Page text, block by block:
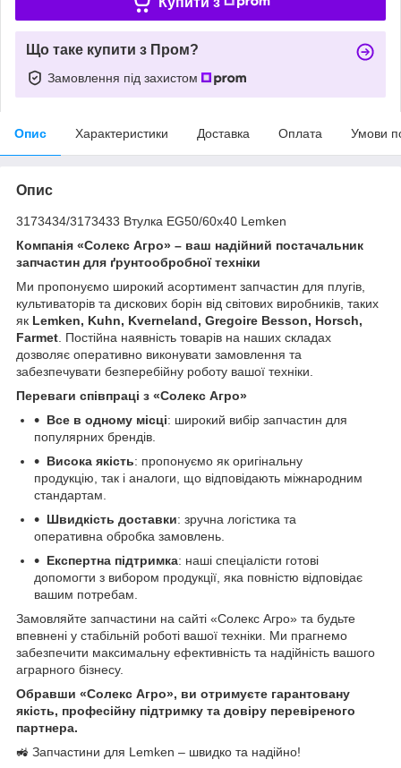
Що таке купити з Пром?
Замовлення під захистом
Опис Характеристики Доставка Оплата Умови
Опис
3173434/3173433 Втулка EG50/60х40 Lemken
Компанія «Солекс Агро» – ваш надійний постачальник
запчастин для ґрунтообробної техніки
Ми пропонуємо широкий асортимент запчастин для плугів,
культиваторів та дискових борін від світових виробників, таких
як Lemken, Kuhn, Kverneland, Gregoire Besson, Horsch,
Farmet . Постійна наявність товарів на наших складах
дозволяє оперативно виконувати замовлення та
забезпечувати безперебійну роботу вашої техніки.
Переваги співпраці з «Солекс Агро»
Все в одному місці: широкий вибір запчастин для
популярних брендів.
Висока якість: пропонуємо як оригінальну
продукцію, так і аналоги, що відповідають міжнародним
стандартам.
Швидкість доставки: зручна логістика та
оперативна обробка замовлень.
Експертна підтримка: наші спеціалісти готові
допомогти з вибором продукції, яка повністю відповідає
вашим потребам.
Замовляйте запчастини на сайті «Солекс Агро» та будьте
впевнені у стабільній роботі вашої техніки. Ми прагнемо
забезпечити максимальну ефективність та надійність вашого
аграрного бізнесу.
Обравши «Солекс Агро», ви отримуєте гарантовану
якість, професійну підтримку та довіру перевіреного
партнера.
🚜 Запчастини для Lemken – швидко та надійно!